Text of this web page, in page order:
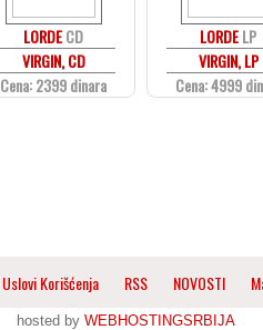
LORDECD
VIRGIN, CD
Cena: 2399 dinara
LORDELP
VIRGIN, LP
Cena: 4999
Uslovi Korišćenja RSS NOVOSTI
hosted by WEBHOSTINGSRBIJA